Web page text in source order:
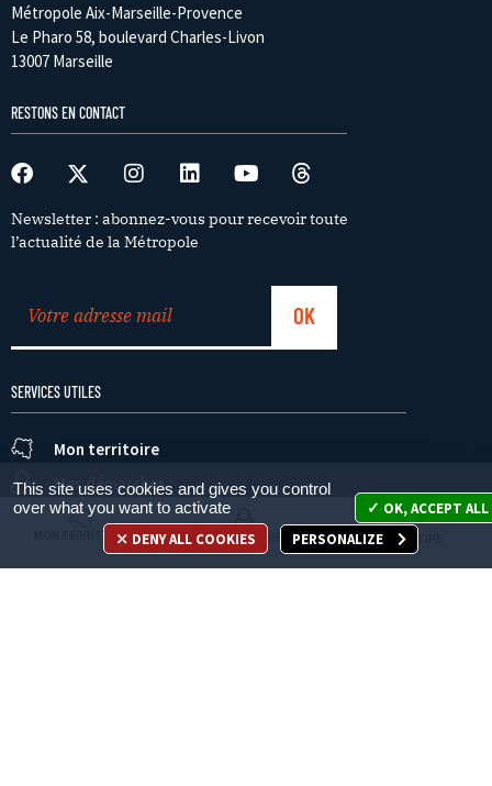
Métropole Aix-Marseille-Provence
Le Pharo 58, boulevard Charles-Livon
13007 Marseille
RESTONS EN CONTACT
Newsletter : abonnez-vous pour recevoir toute
l’actualité de la Métropole
SERVICES UTILES
Mon territoire
Mes démarches
Je participe
MON TERRITOIRE MES DÉMARCHES JE PARTICIPE
This site uses cookies and gives you control
over what you want to activate
OK, ACCEPT ALL
DENY ALL COOKIES
PERSONALIZE